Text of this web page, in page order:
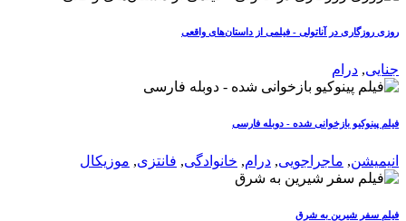
روزی روزگاری در آناتولی - فیلمی از داستان‌های واقعی
جنایی, درام
فیلم پینوکیو بازخوانی شده - دوبله فارسی
انیمیشن, ماجراجویی, درام, خانوادگی, فانتزی, موزیکال
فیلم سفر شیرین به شرق